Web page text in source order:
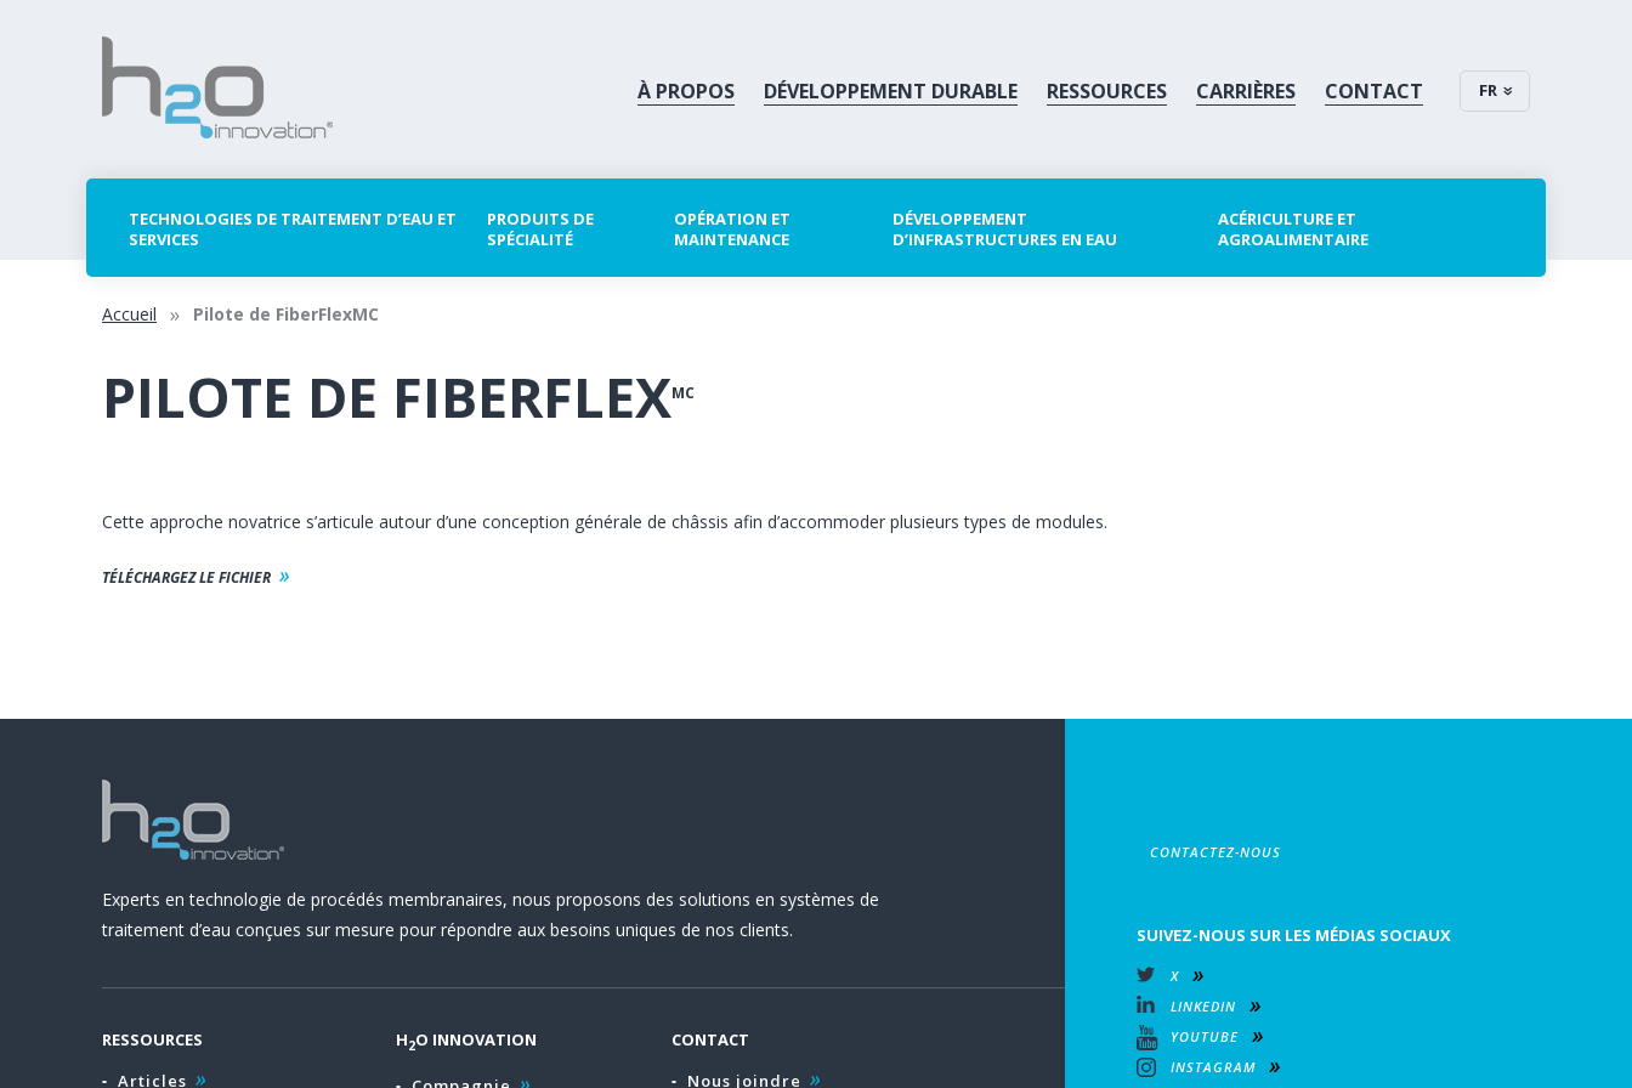
À PROPOS DÉVELOPPEMENT DURABLE RESSOURCES CARRIÈRES CONTACT FR
TECHNOLOGIES DE TRAITEMENT D’EAU ET
SERVICES
PRODUITS DE
SPÉCIALITÉ
OPÉRATION ET
MAINTENANCE
DÉVELOPPEMENT
D’INFRASTRUCTURES EN EAU
ACÉRICULTURE ET
AGROALIMENTAIRE
Accueil Pilote de FiberFlexMC
PILOTE DE FIBERFLEXMC
Cette approche novatrice s’articule autour d’une conception générale de châssis afin d’accommoder plusieurs types de modules.
TÉLÉCHARGEZ LE FICHIER
Experts en technologie de procédés membranaires, nous proposons des solutions en systèmes de
traitement d’eau conçues sur mesure pour répondre aux besoins uniques de nos clients.
RESSOURCES
Articles
H2O INNOVATION
CONTACT
Nous joindre
CONTACTEZ-NOUS
SUIVEZ-NOUS SUR LES MÉDIAS SOCIAUX
X
LINKEDIN
YOUTUBE
INSTAGRAM